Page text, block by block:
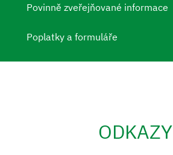
Povinně zveřejňované informace
Poplatky a formuláře
ODKAZY